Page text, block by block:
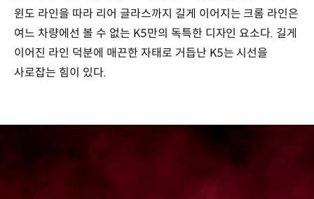
윈도 라인을 따라 리어 글라스까지 길게 이어지는 크롬 라인은
여느 차량에선 볼 수 없는 K5만의 독특한 디자인 요소다. 길게
이어진 라인 덕분에 매끈한 자태로 거듭난 K5는 시선을
사로잡는 힘이 있다.